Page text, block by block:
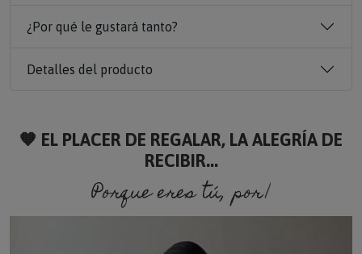
¿Por qué le gustará tanto?
Detalles del producto
🧡 EL PLACER DE REGALAR, LA ALEGRÍA DE
RECIBIR...
Porque eres tú, porque so